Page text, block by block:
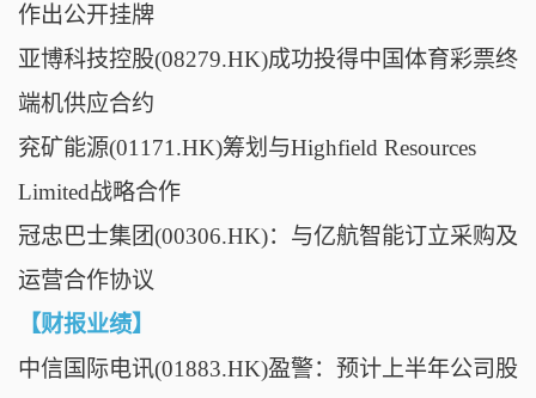
作出公开挂牌
亚博科技控股(08279.HK)成功投得中国体育彩票终
端机供应合约
兖矿能源(01171.HK)筹划与Highfield Resources
Limited战略合作
冠忠巴士集团(00306.HK)：与亿航智能订立采购及
运营合作协议
【财报业绩】
中信国际电讯(01883.HK)盈警：预计上半年公司股